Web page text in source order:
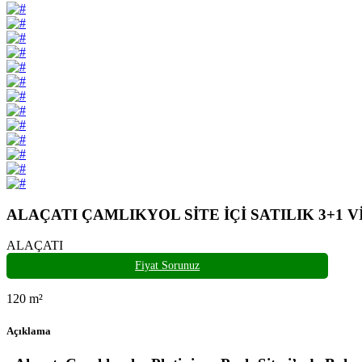
ALAÇATI ÇAMLIKYOL SİTE İÇİ SATILIK 3+1
ALAÇATI
Fiyat Sorunuz
120 m²
Açıklama